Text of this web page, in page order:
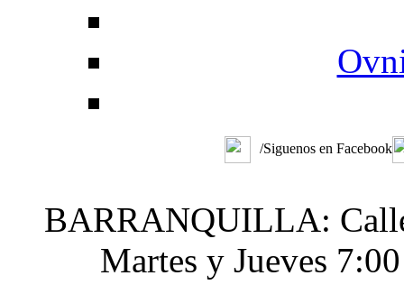
/Siguenos en Facebook
BARRANQUILLA:
Martes y Jueves